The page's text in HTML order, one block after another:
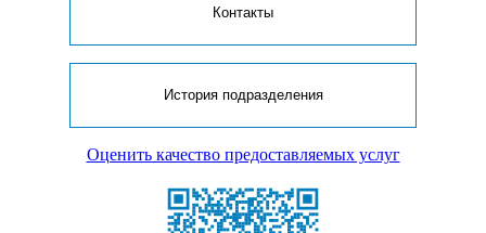
Контакты
История подразделения
Оценить качество предоставляемых услуг